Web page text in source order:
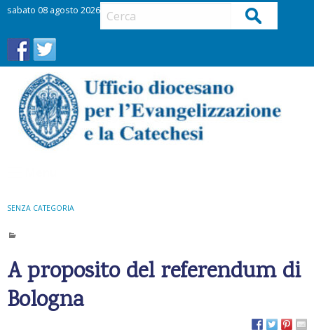
sabato 08 agosto 2026 Cerca
SENZA CATEGORIA
A proposito del referendum di
Bologna